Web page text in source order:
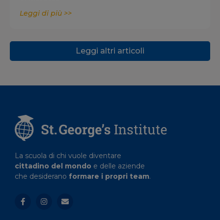
Leggi di più >>
Leggi altri articoli
La scuola di chi vuole diventare
cittadino del mondo e delle aziende
che desiderano formare i propri team.